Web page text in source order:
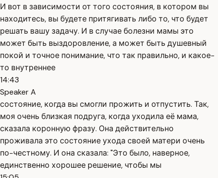
И вот в зависимости от того состояния, в котором вы
находитесь, вы будете притягивать либо то, что будет
решать вашу задачу. И в случае болезни мамы это
может быть выздоровление, а может быть душевный
покой и точное понимание, что так правильно, и какое-
то внутреннее
14:43
Speaker A
состояние, когда вы смогли прожить и отпустить. Так,
моя очень близкая подруга, когда уходила её мама,
сказала коронную фразу. Она действительно
проживала это состояние ухода своей матери очень
по-честному. И она сказала: "Это было, наверное,
единственно хорошее решение, чтобы мы